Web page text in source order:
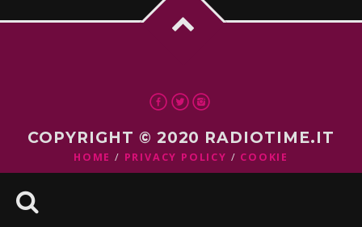
COPYRIGHT © 2020 RADIOTIME.IT
HOME PRIVACY POLICY COOKIE